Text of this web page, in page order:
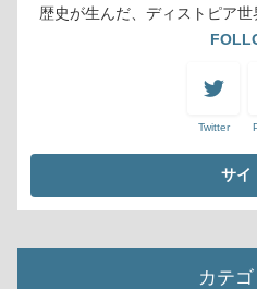
歴史が生んだ、ディストピア世
Twitter
カテ